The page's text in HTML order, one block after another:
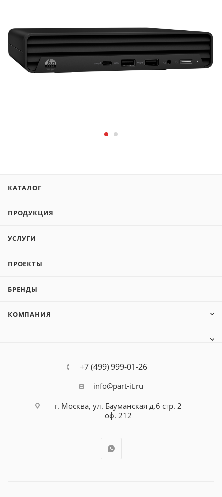
КАТАЛОГ
ПРОДУКЦИЯ
УСЛУГИ
ПРОЕКТЫ
БРЕНДЫ
КОМПАНИЯ
+7 (499) 999-01-26
info@part-it.ru
г. Москва, ул. Бауманская д.6 стр. 2
оф. 212